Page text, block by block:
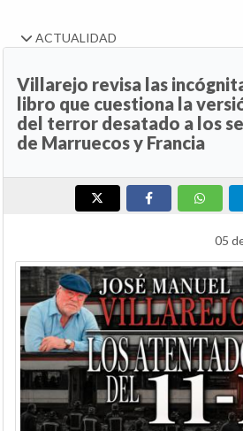
ACTUALIDAD
Villarejo revisa las
libro que cuestiona la
del terror desatado a los
de Marruecos y Francia
05